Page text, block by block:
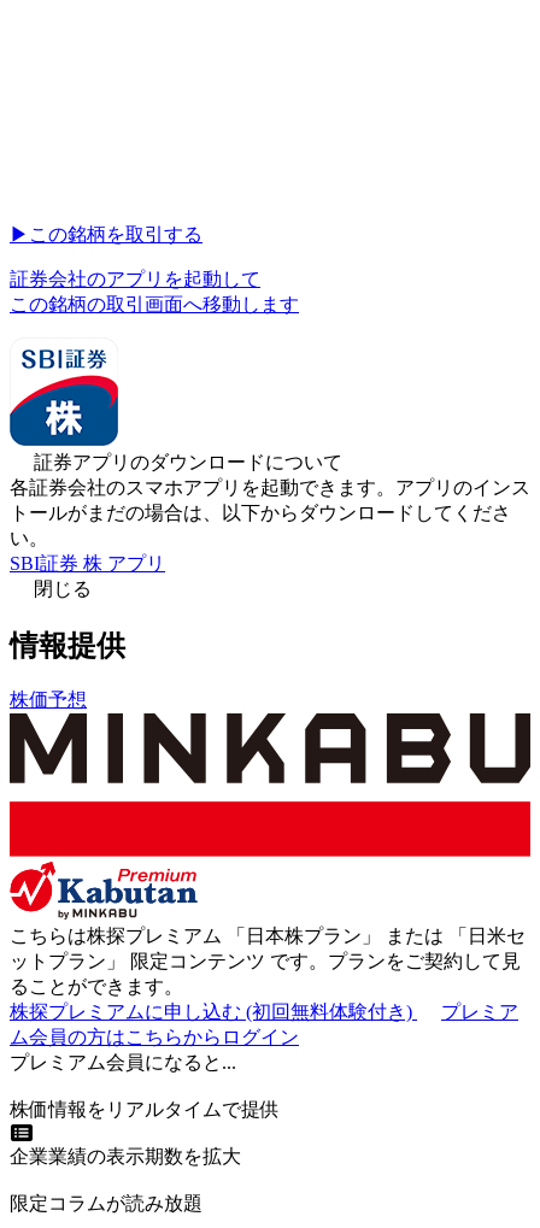
▶︎ この銘柄を取引する
証券会社のアプリを起動して
この銘柄の取引画面へ移動します
証券アプリのダウンロードについて
各証券会社のスマホアプリを起動できます。アプリのインス
トールがまだの場合は、以下からダウンロードしてくださ
い。
SBI証券 株 アプリ
閉じる
情報提供
株価予想
こちらは株探プレミアム 「 日本株プラン 」 または 「 日米セ
ットプラン 」 限定コンテンツ です。プランをご契約して見
ることができます。
株探プレミアムに申し込む (初回無料体験付き)
プレミア
ム会員の方はこちらからログイン
プレミアム会員になると...
株価情報をリアルタイムで提供
企業業績の表示期数を拡大
限定コラムが読み放題